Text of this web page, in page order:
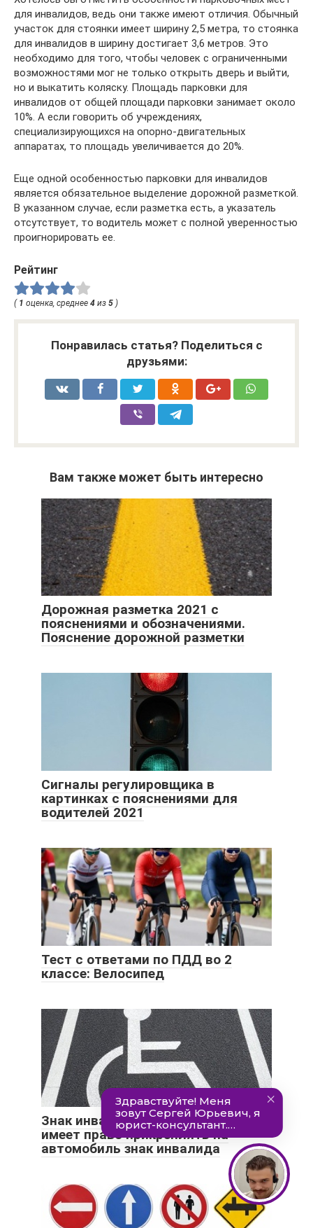
для инвалидов, ведь они также имеют отличия. Обычный
участок для стоянки имеет ширину 2,5 метра, то стоянка
для инвалидов в ширину достигает 3,6 метров. Это
необходимо для того, чтобы человек с ограниченными
возможностями мог не только открыть дверь и выйти,
но и выкатить коляску. Площадь парковки для
инвалидов от общей площади парковки занимает около
10%. А если говорить об учреждениях,
специализирующихся на опорно-двигательных
аппаратах, то площадь увеличивается до 20%.
Еще одной особенностью парковки для инвалидов
является обязательное выделение дорожной разметкой.
В указанном случае, если разметка есть, а указатель
отсутствует, то водитель может с полной уверенностью
проигнорировать ее.
Рейтинг
( 1 оценка, среднее 4 из 5 )
Понравилась статья? Поделиться с
друзьями:
Вам также может быть интересно
Дорожная разметка 2021 с
пояснениями и обозначениями.
Пояснение дорожной разметки
Сигналы регулировщика в
картинках с пояснениями для
водителей 2021
Тест с ответами по ПДД во 2
классе: Велосипед
Знак инвалида на авто – кто
имеет право прикреплять на
автомобиль знак инвалида